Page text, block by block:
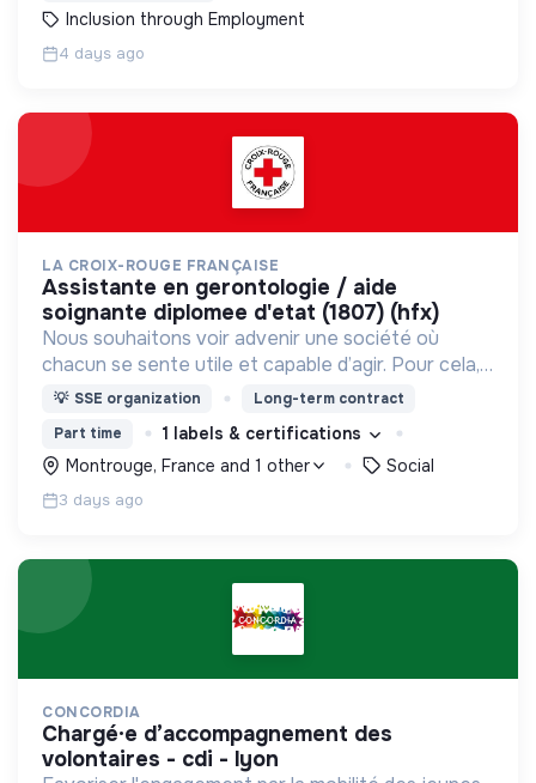
Inclusion through Employment
4 days ago
LA CROIX-ROUGE FRANÇAISE
assistante en gerontologie / aide
soignante diplomee d'etat (1807) (hfx)
Nous souhaitons voir advenir une société où
chacun se sente utile et capable d’agir. Pour cela,
nous proposons des moyens et des lieux
💡 SSE organization
Long-term contract
Part time
1 labels & certifications
Montrouge, France and 1 other
Social
3 days ago
CONCORDIA
chargé·e d’accompagnement des
volontaires - cdi - lyon